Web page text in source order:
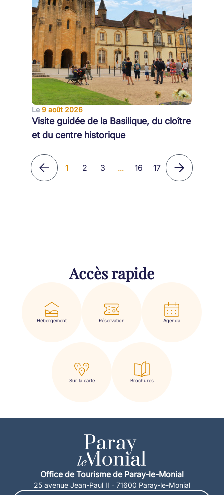
Le 9 août 2026
Visite guidée de la Basilique, du cloître
et du centre historique
1 2 3 ... 16 17
Accès rapide
Hébergement Réservation Agenda
Sur la carte Brochures
Office de Tourisme de Paray-le-Monial
25 avenue Jean-Paul II - 71600 Paray-le-Monial